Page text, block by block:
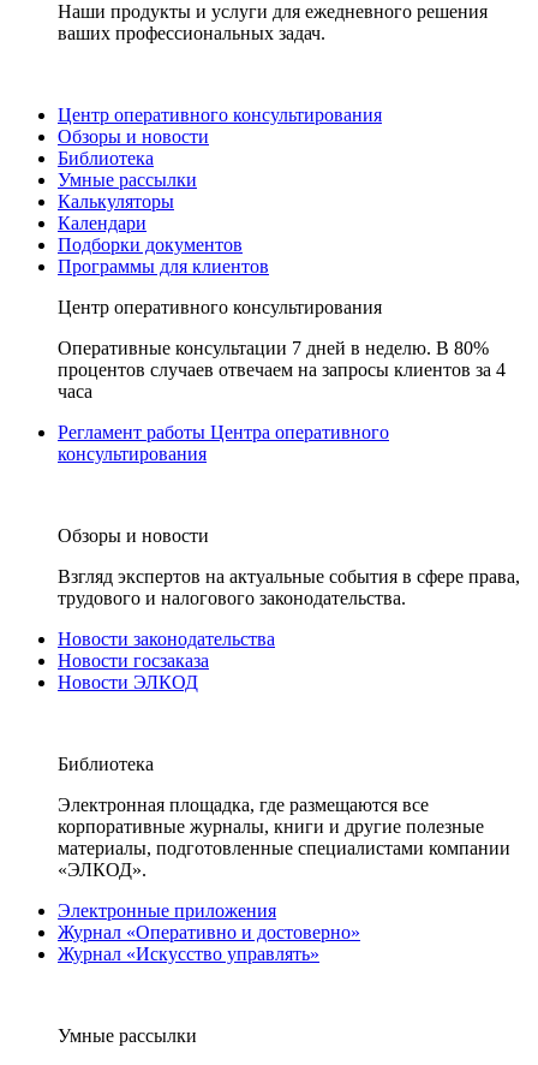
Наши продукты и услуги для ежедневного решения
ваших профессиональных задач.
Центр оперативного консультирования
Обзоры и новости
Библиотека
Умные рассылки
Калькуляторы
Календари
Подборки документов
Программы для клиентов
Центр оперативного консультирования
Оперативные консультации 7 дней в неделю. В 80%
процентов случаев отвечаем на запросы клиентов за 4
часа
Регламент работы Центра оперативного
консультирования
Обзоры и новости
Взгляд экспертов на актуальные события в сфере права,
трудового и налогового законодательства.
Новости законодательства
Новости госзаказа
Новости ЭЛКОД
Библиотека
Электронная площадка, где размещаются все
корпоративные журналы, книги и другие полезные
материалы, подготовленные специалистами компании
«ЭЛКОД».
Электронные приложения
Журнал «Оперативно и достоверно»
Журнал «Искусство управлять»
Умные рассылки